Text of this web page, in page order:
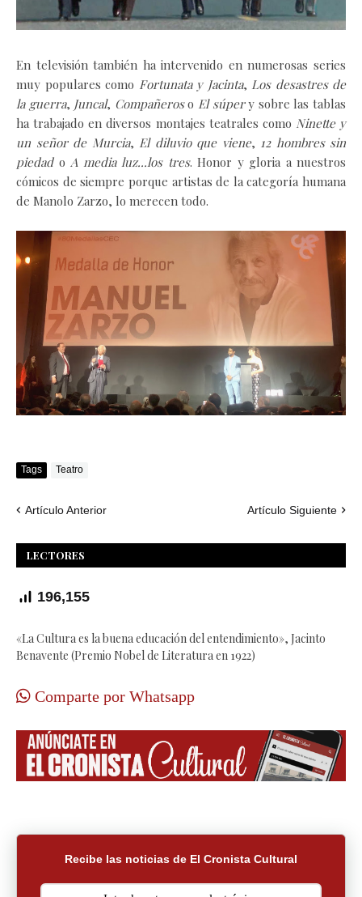
En televisión también ha intervenido en numerosas series
muy populares como Fortunata y Jacinta, Los desastres de
la guerra, Juncal, Compañeroso El súpery sobre las tablas
ha trabajado en diversos montajes teatrales como Ninette y
un señor de Murcia, El diluvio que viene, 12 hombres sin
piedad o A media luz...los tres. Honor y gloria a nuestros
cómicos de siempre porque artistas de la categoría humana
de Manolo Zarzo, lo merecen todo.
Tags Teatro
Artículo Anterior Artículo Siguiente
LECTORES
196,155
«La Cultura es la buena educación del entendimiento», Jacinto
Benavente (Premio Nobel de Literatura en 1922)
Comparte por Whatsapp
Recibe las noticias de El Cronista Cultural